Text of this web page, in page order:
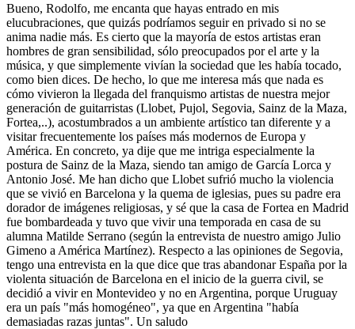
Bueno, Rodolfo, me encanta que hayas entrado en mis
elucubraciones, que quizás podríamos seguir en privado si no se
anima nadie más. Es cierto que la mayoría de estos artistas eran
hombres de gran sensibilidad, sólo preocupados por el arte y la
música, y que simplemente vivían la sociedad que les había tocado,
como bien dices. De hecho, lo que me interesa más que nada es
cómo vivieron la llegada del franquismo artistas de nuestra mejor
generación de guitarristas (Llobet, Pujol, Segovia, Sainz de la Maza,
Fortea,..), acostumbrados a un ambiente artístico tan diferente y a
visitar frecuentemente los países más modernos de Europa y
América. En concreto, ya dije que me intriga especialmente la
postura de Sainz de la Maza, siendo tan amigo de García Lorca y
Antonio José. Me han dicho que Llobet sufrió mucho la violencia
que se vivió en Barcelona y la quema de iglesias, pues su padre era
dorador de imágenes religiosas, y sé que la casa de Fortea en Madrid
fue bombardeada y tuvo que vivir una temporada en casa de su
alumna Matilde Serrano (según la entrevista de nuestro amigo Julio
Gimeno a América Martínez). Respecto a las opiniones de Segovia,
tengo una entrevista en la que dice que tras abandonar España por la
violenta situación de Barcelona en el inicio de la guerra civil, se
decidió a vivir en Montevideo y no en Argentina, porque Uruguay
era un país "más homogéneo", ya que en Argentina "había
demasiadas razas juntas". Un saludo